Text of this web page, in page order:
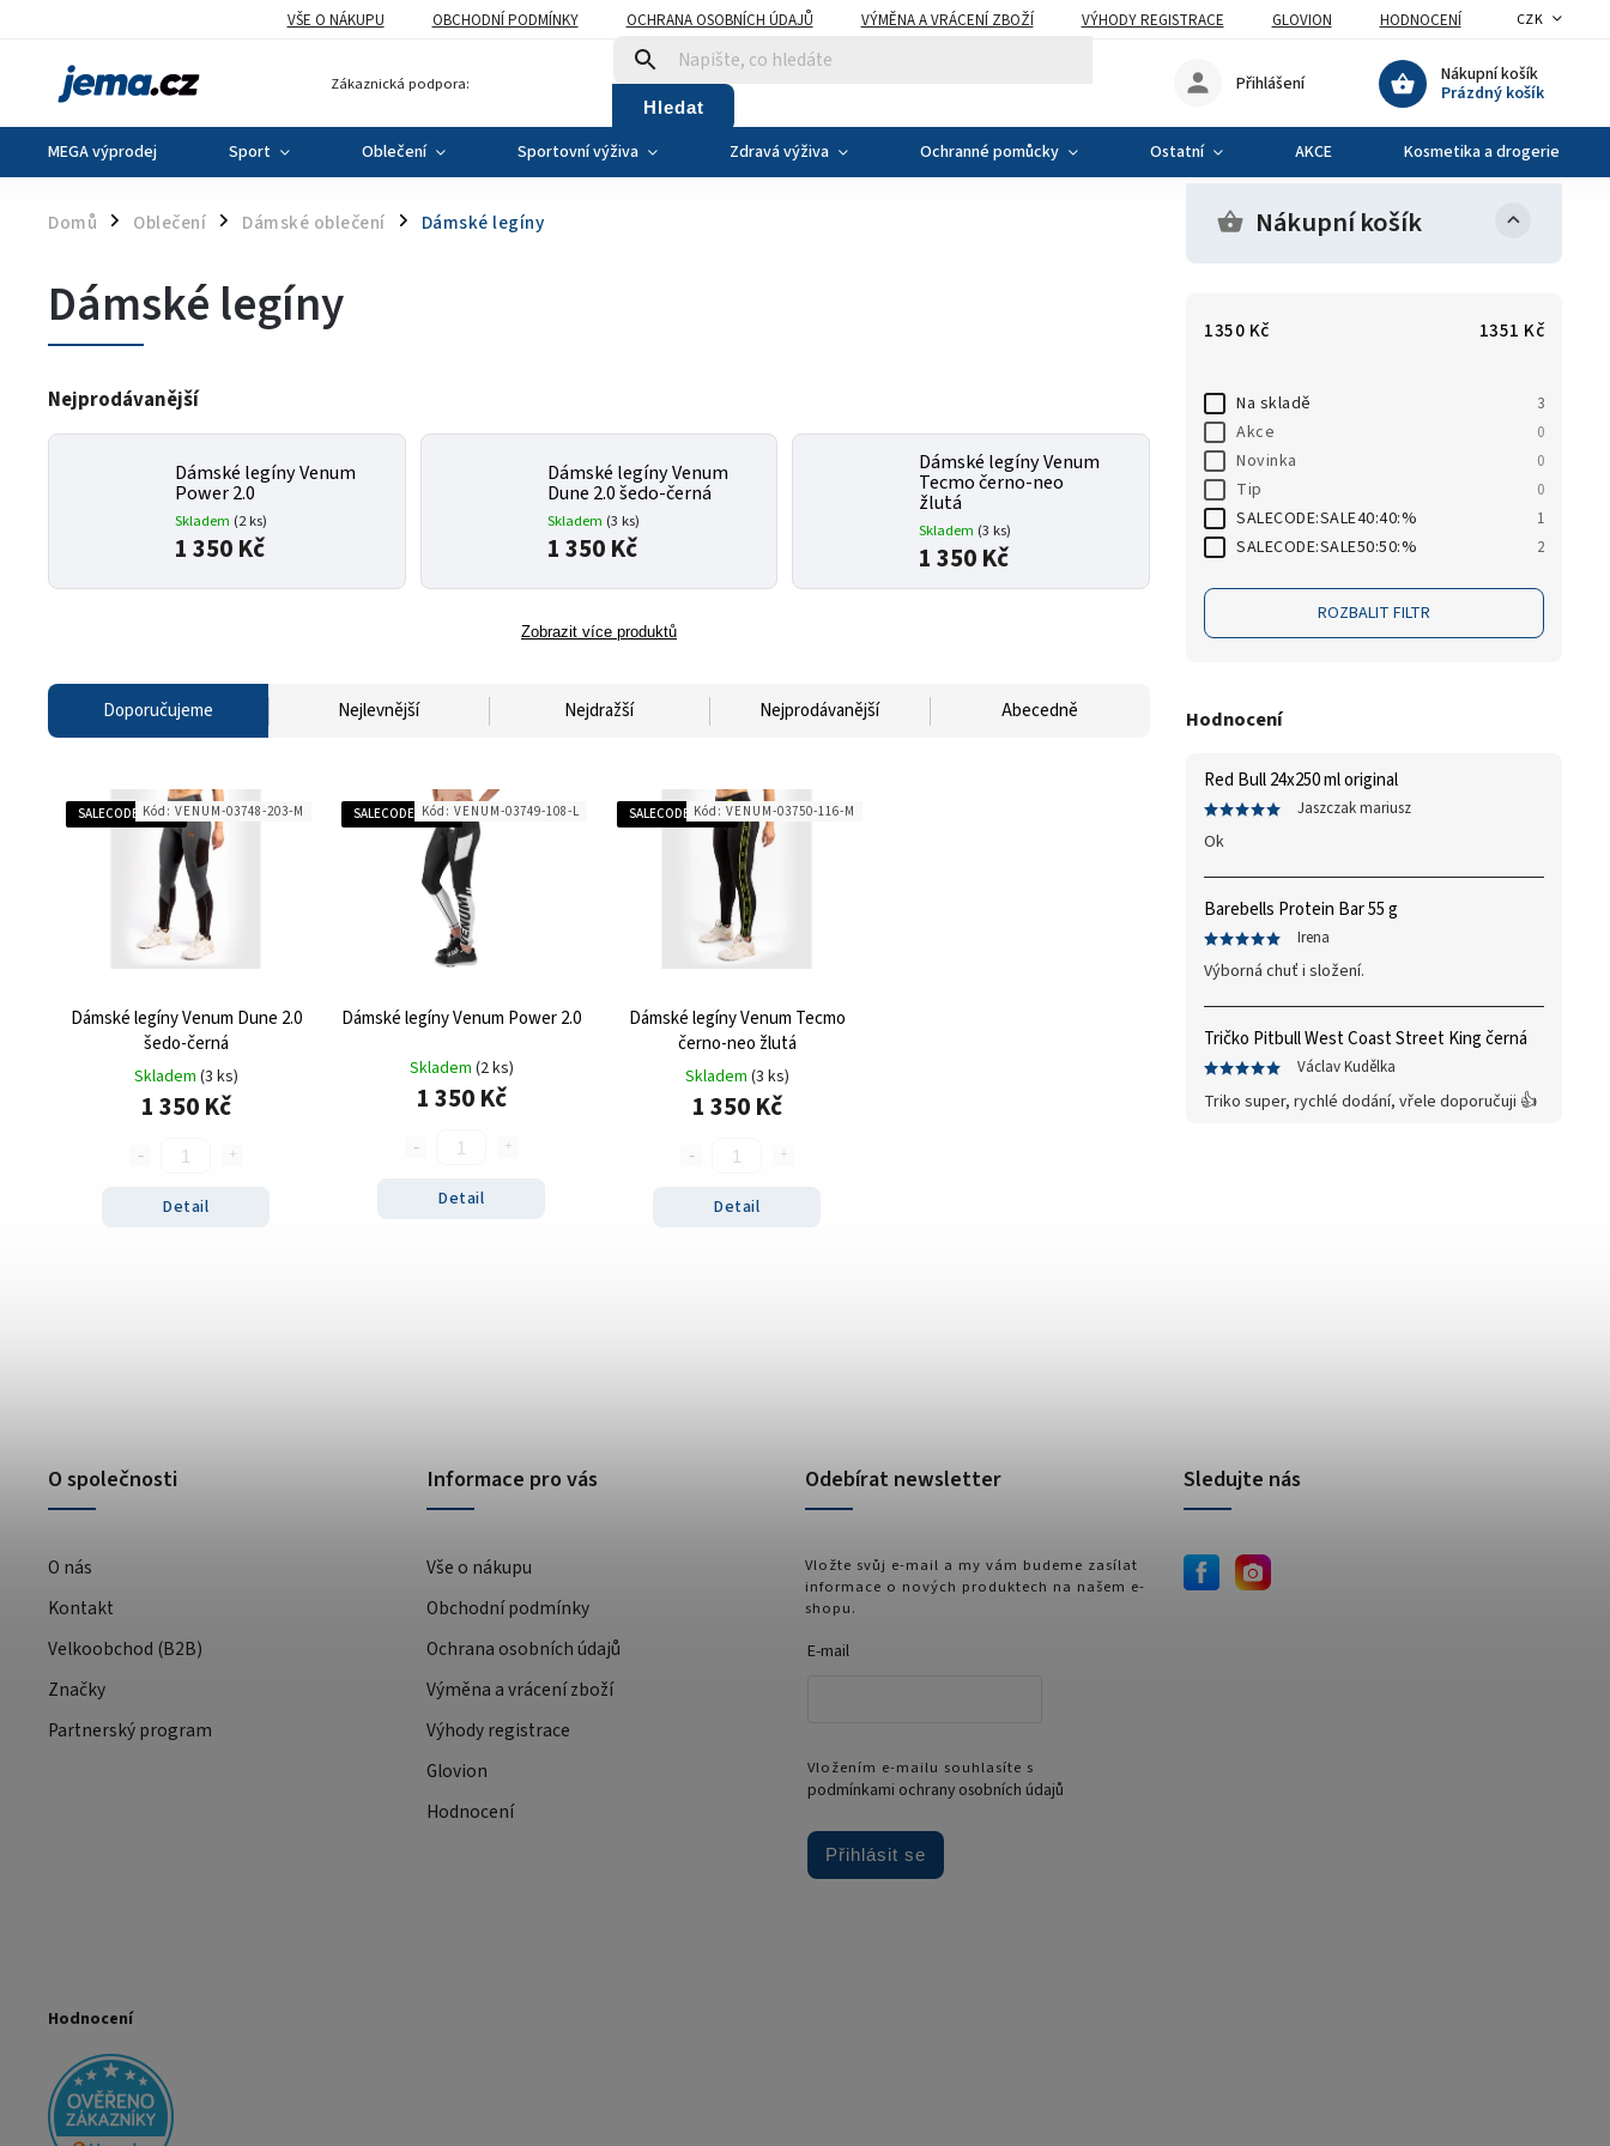
VŠE O NÁKUPU OBCHODNÍ PODMÍNKY OCHRANA OSOBNÍCH ÚDAJŮ VÝMĚNA A VRÁCENÍ ZBOŽÍ VÝHODY REGISTRACE GLOVION HODNOCENÍ CZK
Zákaznická podpora:
Hledat
Nákupní košík
Prázdný košík
Přihlášení
MEGA výprodej Sport Oblečení Sportovní výživa Zdravá výživa Ochranné pomůcky Ostatní AKCE Kosmetika a drogerie
Domů / Oblečení / Dámské oblečení / Dámské legíny Nákupní košík
1350 Kč 1351 Kč
Na skladě 3
Akce 0
Novinka 0
Tip 0
SALECODE:SALE40:40:% 1
SALECODE:SALE50:50:% 2
ROZBALIT FILTR
Hodnocení
Red Bull 24x250 ml original
Jaszczak mariusz
Ok
Barebells Protein Bar 55 g
Irena
Výborná chuť i složení.
Tričko Pitbull West Coast Street King černá
Václav Kudělka
Triko super, rychlé dodání, vřele doporučuji 👍
Dámské legíny
Nejprodávanější
Dámské legíny Venum
Power 2.0
Skladem (2 ks)
1 350 Kč
Dámské legíny Venum
Dune 2.0 šedo-černá
Skladem (3 ks)
1 350 Kč
Dámské legíny Venum
Tecmo černo-neo
žlutá
Skladem (3 ks)
1 350 Kč
Zobrazit více produktů
Doporučujeme Nejlevnější Nejdražší Nejprodávanější Abecedně
SALECODE:SALE50:50:%
Dámské legíny Venum Dune 2.0
šedo-černá
Skladem (3 ks)
1 350 Kč
Detail
Kód: VENUM-03748-203-M SALECODE:SALE40:40:%
Dámské legíny Venum Power 2.0
Skladem (2 ks)
1 350 Kč
Detail
Kód: VENUM-03749-108-L SALECODE:SALE50:50:%
Dámské legíny Venum Tecmo
černo-neo žlutá
Skladem (3 ks)
1 350 Kč
Detail
Kód: VENUM-03750-116-M
O společnosti
O nás
Kontakt
Velkoobchod (B2B)
Značky
Partnerský program
Informace pro vás
Vše o nákupu
Obchodní podmínky
Ochrana osobních údajů
Výměna a vrácení zboží
Výhody registrace
Glovion
Hodnocení
Odebírat newsletter
Vložte svůj e-mail a my vám budeme zasílat
informace o nových produktech na našem e-
shopu.
E-mail
Vložením e-mailu souhlasíte s
podmínkami ochrany osobních údajů
Přihlásit se
Sledujte nás
Hodnocení